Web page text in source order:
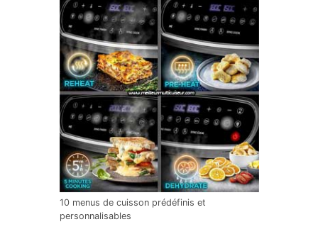
10 menus de cuisson prédéfinis et
personnalisables